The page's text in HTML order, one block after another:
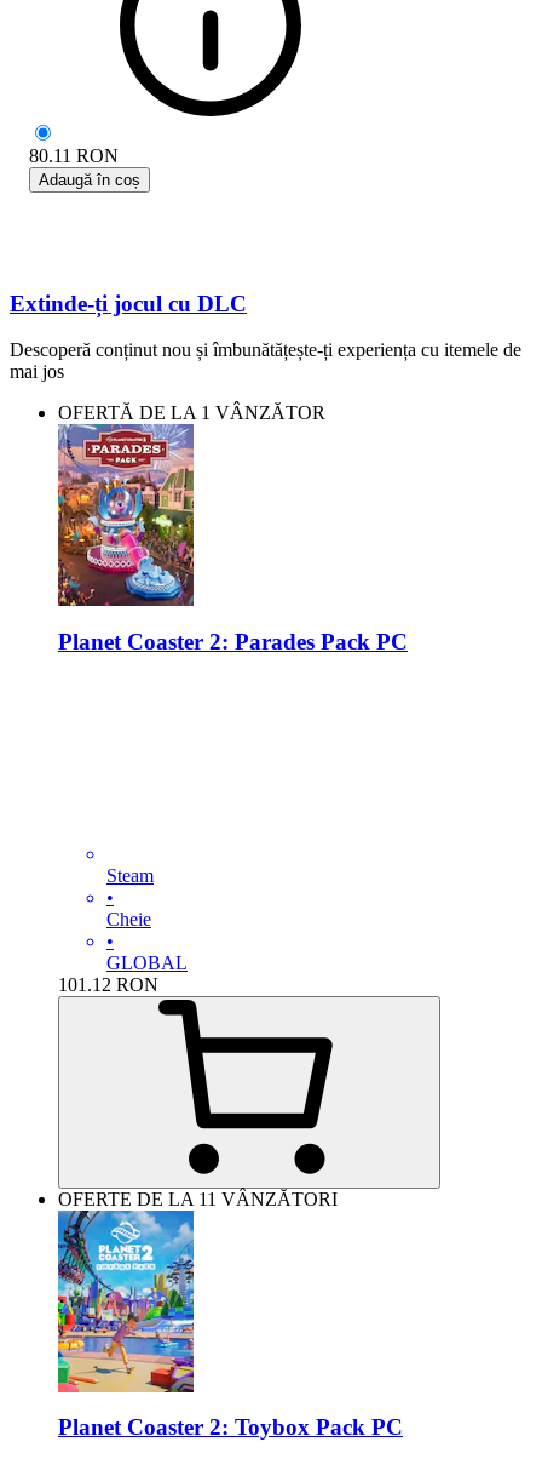
80.11 RON
Adaugă în coș
Extinde-ți jocul cu DLC
Descoperă conținut nou și îmbunătățește-ți experiența cu itemele de
mai jos
OFERTĂ DE LA 1 VÂNZĂTOR
Planet Coaster 2: Parades Pack PC
Steam
•
Cheie
•
GLOBAL
101.12 RON
OFERTE DE LA 11 VÂNZĂTORI
Planet Coaster 2: Toybox Pack PC